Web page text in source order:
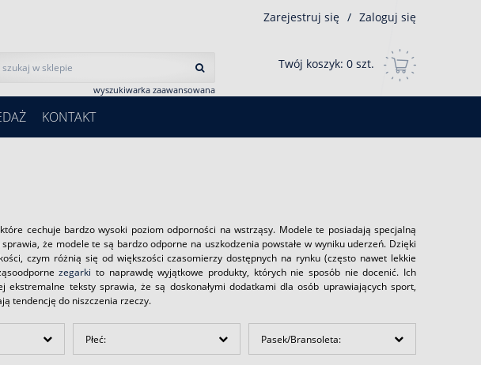
wyszukiwarka zaawansowana
Zarejestruj się / Zaloguj się
Twój koszyk: 0 szt.
KONTAKT
cechuje bardzo wysoki poziom odporności na wstrząsy. Modele te posiadają specjalną
że modele te są bardzo odporne na uszkodzenia powstałe w wyniku uderzeń. Dzięki
czym różnią się od większości czasomierzy dostępnych na rynku (często nawet lekkie
zegarki to naprawdę wyjątkowe produkty, których nie sposób nie docenić. Ich
ekstremalne teksty sprawia, że są doskonałymi dodatkami dla osób uprawiających sport,
tendencję do niszczenia rzeczy.
Płeć: Pasek/Bransoleta: